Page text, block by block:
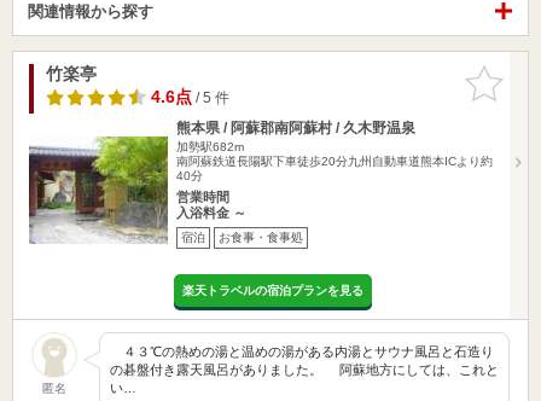
関連情報から探す
お気に入
りに追加
竹楽亭
4.6点/ 5 件
熊本県 / 阿蘇郡南阿蘇村 / 久木野温泉
加勢駅682m
南阿蘇鉄道長陽駅下車徒歩20分九州自動車道熊本ICより約
40分
営業時間
入浴料金 ～
宿泊 お食事・食事処
楽天トラベルの宿泊プランを見る
匿名
４３℃の熱めの湯と温めの湯がある内湯とサウナ風呂と石造り
の碁盤付き露天風呂がありました。 阿蘇地方にしては、これと
い…